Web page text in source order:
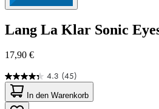
Lang La Klar Sonic
17,90 €
4.3 (45)
4.3
von
5
In den Warenkorb